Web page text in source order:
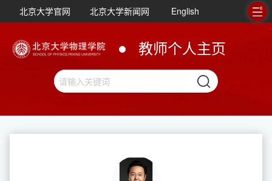
北京大学官网 北京大学新闻网 English
教师个人主页